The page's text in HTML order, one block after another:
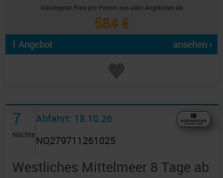
Günstigster Preis pro Person aus allen Angeboten ab
584 €
1 Angebot ansehen ›
7
Nächte
Abfahrt: 18.10.26
NQ279711261025
Westliches Mittelmeer 8 Tage ab